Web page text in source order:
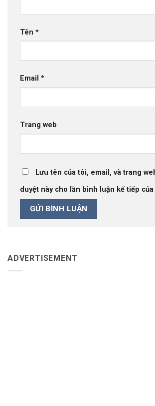
Tên *
Email *
Trang web
Lưu tên của tôi, email, và trang
duyệt này cho lần bình luận kế tiếp
ADVERTISEMENT